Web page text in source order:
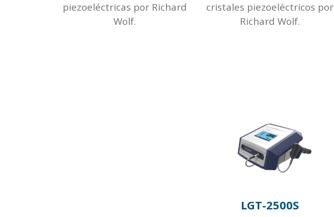
piezoeléctricas por Richard
Wolf.
cristales piezoeléctricos por
Richard Wolf.
LGT-2500S